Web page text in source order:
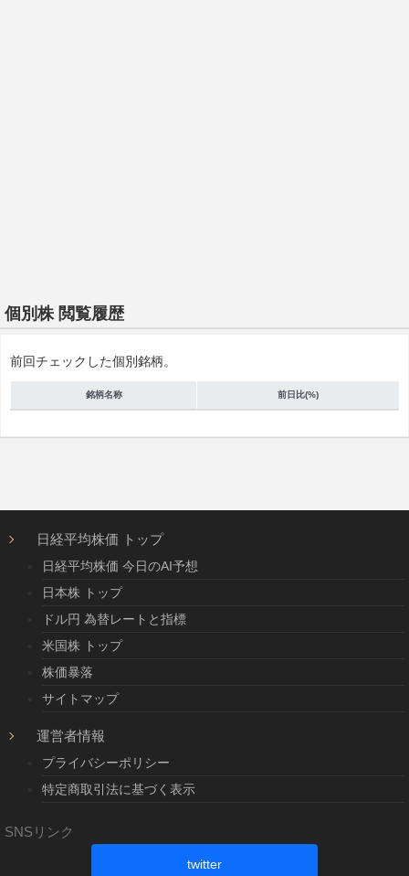
個別株 閲覧履歴
前回チェックした個別銘柄。
銘柄名称 前日比(%)
日経平均株価 トップ
日経平均株価 今日のAI予想
日本株 トップ
ドル円 為替レートと指標
米国株 トップ
株価暴落
サイトマップ
運営者情報
プライバシーポリシー
特定商取引法に基づく表示
SNSリンク
twitter